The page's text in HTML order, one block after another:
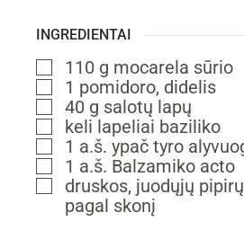
INGREDIENTAI
▢
110 g mocarela sūrio
▢
1 pomidoro, didelis
▢
40 g salotų lapų
▢
keli lapeliai baziliko
▢
1 a.š. ypač tyro
▢
1 a.š. Balzamiko acto
▢
druskos, juodųjų
pagal skonį